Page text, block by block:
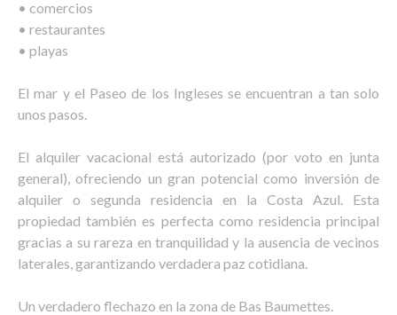
• comercios
• restaurantes
• playas
El mar y el Paseo de los Ingleses se encuentran a tan solo
unos pasos.
El alquiler vacacional está autorizado (por voto en junta
general), ofreciendo un gran potencial como inversión de
alquiler o segunda residencia en la Costa Azul. Esta
propiedad también es perfecta como residencia principal
gracias a su rareza en tranquilidad y la ausencia de vecinos
laterales, garantizando verdadera paz cotidiana.
Un verdadero flechazo en la zona de Bas Baumettes.